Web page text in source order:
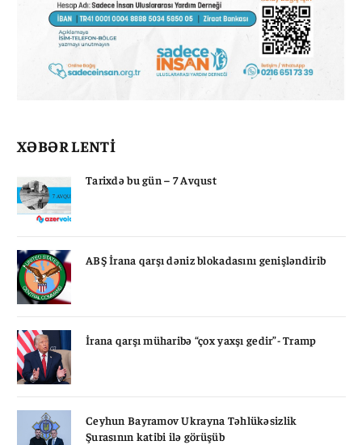
XƏBƏR LENTİ
Tarixdə bu gün – 7 Avqust
ABŞ İrana qarşı dəniz blokadasını genişləndirib
İrana qarşı müharibə “çox yaxşı gedir”- Tramp
Ceyhun Bayramov Ukrayna Təhlükəsizlik
Şurasının katibi ilə görüşüb